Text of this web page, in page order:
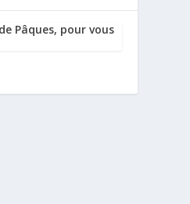
Pâques, pour vous